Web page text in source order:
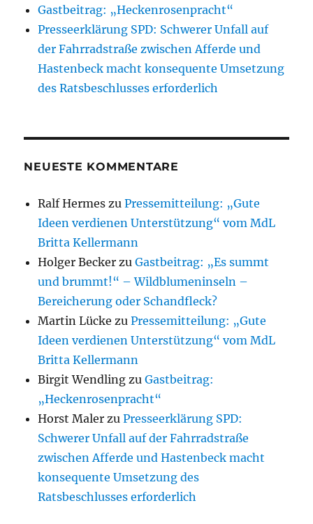
Gastbeitrag: „Heckenrosenpracht“
Presseerklärung SPD: Schwerer Unfall auf
der Fahrradstraße zwischen Afferde und
Hastenbeck macht konsequente Umsetzung
des Ratsbeschlusses erforderlich
NEUESTE KOMMENTARE
Ralf Hermes zuPressemitteilung: „Gute
Ideen verdienen Unterstützung“ vom MdL
Britta Kellermann
Holger Becker zuGastbeitrag: „Es summt
und brummt!“ – Wildblumeninseln –
Bereicherung oder Schandfleck?
Martin Lücke zuPressemitteilung: „Gute
Ideen verdienen Unterstützung“ vom MdL
Britta Kellermann
Birgit Wendling zuGastbeitrag:
„Heckenrosenpracht“
Horst Maler zuPresseerklärung SPD:
Schwerer Unfall auf der Fahrradstraße
zwischen Afferde und Hastenbeck macht
konsequente Umsetzung des
Ratsbeschlusses erforderlich